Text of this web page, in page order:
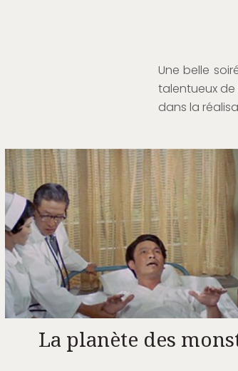
Une belle
talentueux de
dans la
La planète des